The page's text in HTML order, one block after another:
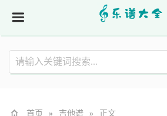
首页 » 吉他谱 » 正文